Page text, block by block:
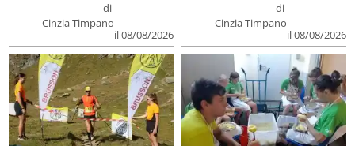
di
Cinzia Timpano
il 08/08/2026
di
Cinzia Timpano
il 08/08/2026